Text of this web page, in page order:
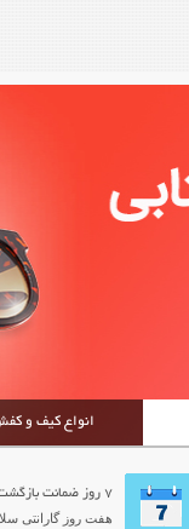
انواع کیف و
7 روز ضمانت بازگشت
هفت روز گارانتی